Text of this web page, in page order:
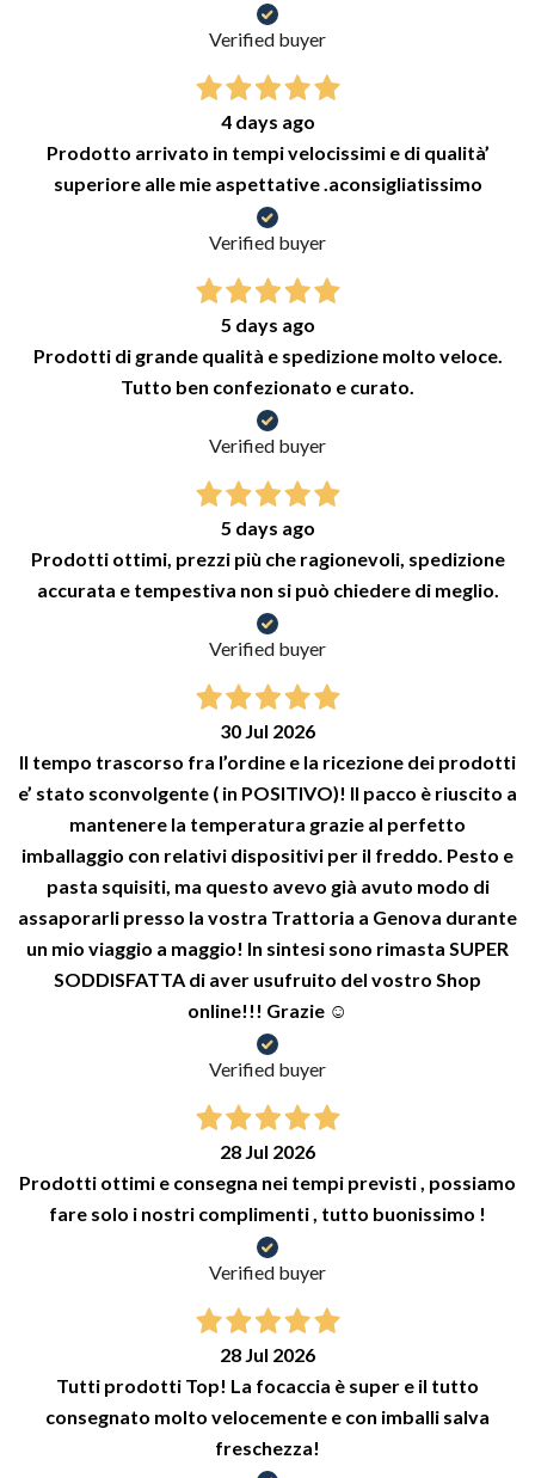
Verified buyer
4 days ago
Prodotto arrivato in tempi velocissimi e di qualità’
superiore alle mie aspettative .aconsigliatissimo
Verified buyer
5 days ago
Prodotti di grande qualità e spedizione molto veloce.
Tutto ben confezionato e curato.
Verified buyer
5 days ago
Prodotti ottimi, prezzi più che ragionevoli, spedizione
accurata e tempestiva non si può chiedere di meglio.
Verified buyer
30 Jul 2026
Il tempo trascorso fra l’ordine e la ricezione dei prodotti
e’ stato sconvolgente ( in POSITIVO)! Il pacco è riuscito a
mantenere la temperatura grazie al perfetto
imballaggio con relativi dispositivi per il freddo. Pesto e
pasta squisiti, ma questo avevo già avuto modo di
assaporarli presso la vostra Trattoria a Genova durante
un mio viaggio a maggio! In sintesi sono rimasta SUPER
SODDISFATTA di aver usufruito del vostro Shop
online!!! Grazie ☺️
Verified buyer
28 Jul 2026
Prodotti ottimi e consegna nei tempi previsti , possiamo
fare solo i nostri complimenti , tutto buonissimo !
Verified buyer
28 Jul 2026
Tutti prodotti Top! La focaccia è super e il tutto
consegnato molto velocemente e con imballi salva
freschezza!